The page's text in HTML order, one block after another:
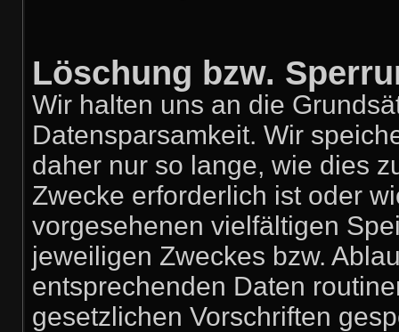
Löschung bzw.
Wir halten uns an die
Datensparsamkeit. Wir
daher nur so lange, wie dies
Zwecke erforderlich ist oder
vorgesehenen vielfältigen
jeweiligen Zweckes bzw.
entsprechenden Daten
gesetzlichen Vorschriften